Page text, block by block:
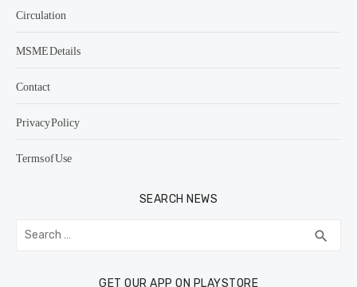
Circulation
MSME Details
Contact
Privacy Policy
Terms of Use
SEARCH NEWS
Search
for: search
GET OUR APP ON PLAYSTORE